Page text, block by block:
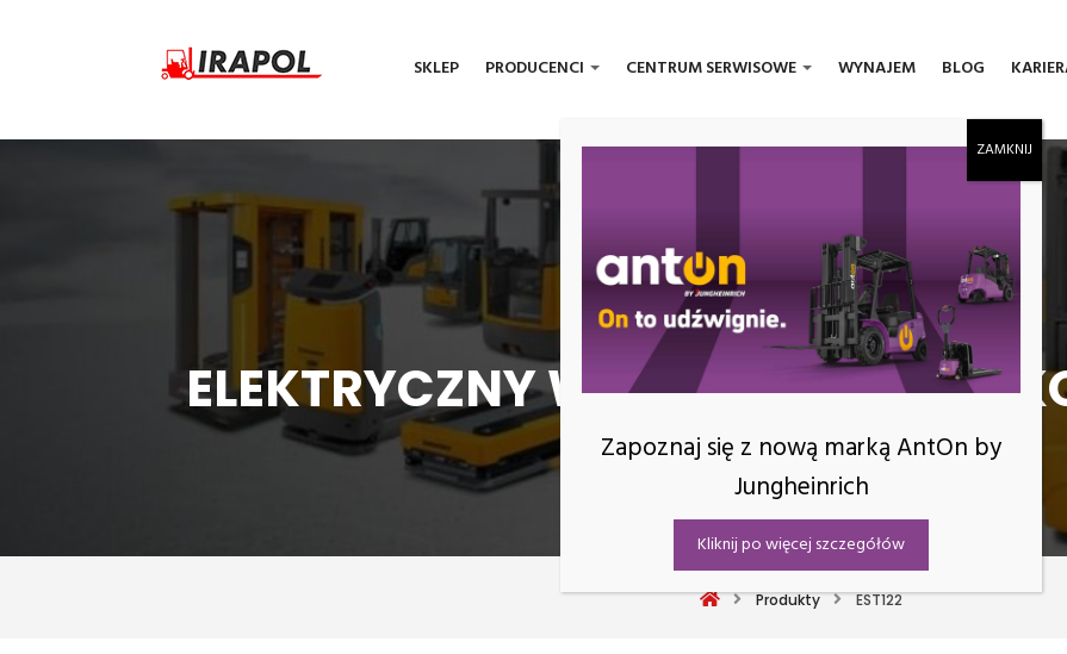
SKLEP PRODUCENCI CENTRUM SERWISOWE WYNAJEM BLOG
ELEKTRYCZNY WÓZEK
Produkty EST122
Zapoznaj się z nową marką AntOn by
Jungheinrich
Kliknij po więcej szczegółów